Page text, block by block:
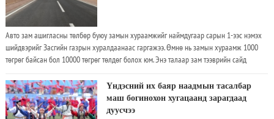
Авто зам ашигласны төлбөр буюу замын хураамжийг наймдугаар сарын 1-ээс нэмэх
шийдвэрийг Засгийн газрын хуралдаанаас гаргажээ. Өмнө нь замын хураамж 1000
төгрөг байсан бол 10000 төгрөг төлдөг болох юм. Энэ талаар зам тээврийн сайд
Хуульд зам засахад найман эх үүсвэр байна гэдэг ч бодитой ганцхан эх үүсвэр нь
замын хураамж байдаг
Үндэсний их баяр наадмын тасалбар
маш богинохон хугацаанд зарагдаад
дуусчээ